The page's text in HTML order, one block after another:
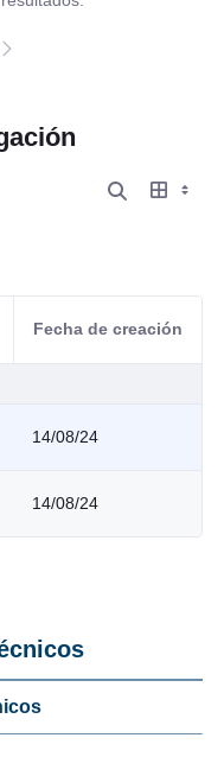
Fecha de creación
14/08/24
14/08/24